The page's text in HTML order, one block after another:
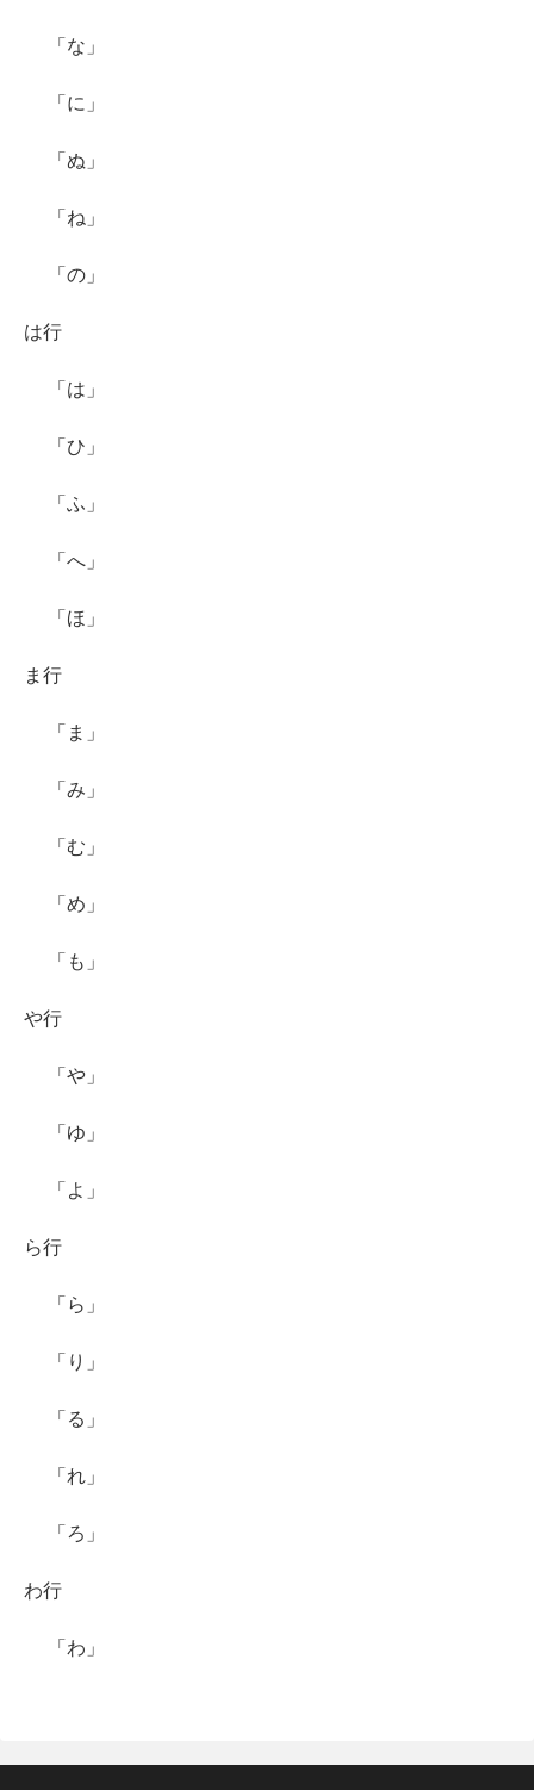
「な」
「に」
「ぬ」
「ね」
「の」
は行
「は」
「ひ」
「ふ」
「へ」
「ほ」
ま行
「ま」
「み」
「む」
「め」
「も」
や行
「や」
「ゆ」
「よ」
ら行
「ら」
「り」
「る」
「れ」
「ろ」
わ行
「わ」